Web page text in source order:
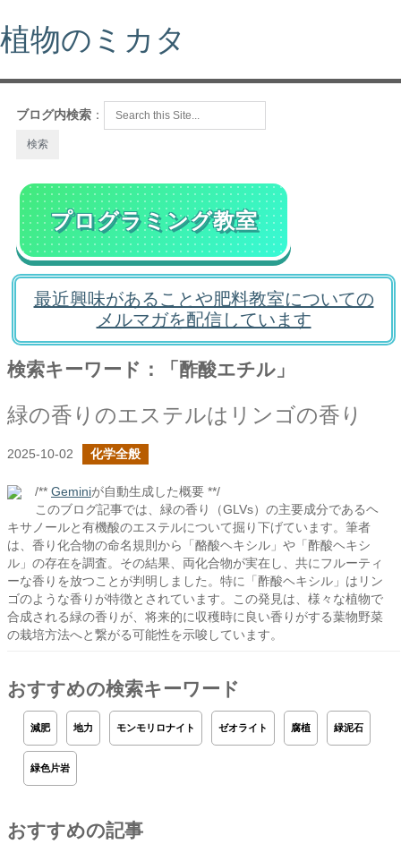
植物のミカタ
ブログ内検索 ：
プログラミング教室
最近興味があることや肥料教室についての
メルマガを配信しています
検索キーワード：「酢酸エチル」
緑の香りのエステルはリンゴの香り
2025-10-02 化学全般
/** Geminiが自動生成した概要 **/
このブログ記事では、緑の香り（GLVs）の主要成分であるヘ
キサノールと有機酸のエステルについて掘り下げています。筆者
は、香り化合物の命名規則から「酪酸ヘキシル」や「酢酸ヘキシ
ル」の存在を調査。その結果、両化合物が実在し、共にフルーティ
ーな香りを放つことが判明しました。特に「酢酸ヘキシル」はリン
ゴのような香りが特徴とされています。この発見は、様々な植物で
合成される緑の香りが、将来的に収穫時に良い香りがする葉物野菜
の栽培方法へと繋がる可能性を示唆しています。
おすすめの検索キーワード
減肥 地力 モンモリロナイト ゼオライト 腐植 緑泥石
緑色片岩
おすすめの記事